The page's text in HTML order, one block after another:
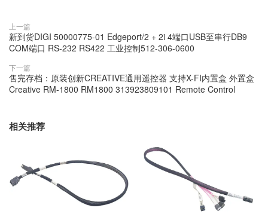
上一篇
新到货DIGI 50000775-01 Edgeport/2 + 2i 4端口USB至串行DB9
COM端口 RS-232 RS422 工业控制512-306-0600
下一篇
售完存档：原装创新CREATIVE通用遥控器 支持X-FI内置盒 外置盒
Creative RM-1800 RM1800 313923809101 Remote Control
相关推荐